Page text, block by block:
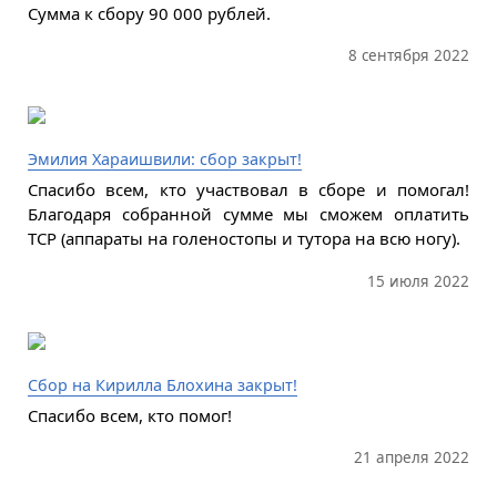
Сумма к сбору 90 000 рублей.
8 сентября 2022
Эмилия Хараишвили: сбор закрыт!
Спасибо всем, кто участвовал в сборе и помогал!
Благодаря собранной сумме мы сможем оплатить
ТСР (аппараты на голеностопы и тутора на всю ногу).
15 июля 2022
Сбор на Кирилла Блохина закрыт!
Спасибо всем, кто помог!
21 апреля 2022